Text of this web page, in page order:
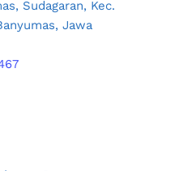
Sudagaran, Kec.
Jawa